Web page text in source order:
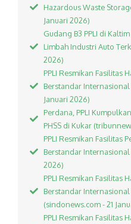
Hazardous Waste
Januari 2026)
Gudang B3 PPLI di
Limbah Industri Auto
2026)
PPLI Resmikan Fasilitas
Berstandar
Januari 2026)
Perdana, PPLI
PHSS di Kukar
PPLI Resmikan Fasilitas
Berstandar Internasional
2026)
PPLI Resmikan Fasilitas
Berstandar
(sindonews.com - 21
PPLI Resmikan Fasilitas